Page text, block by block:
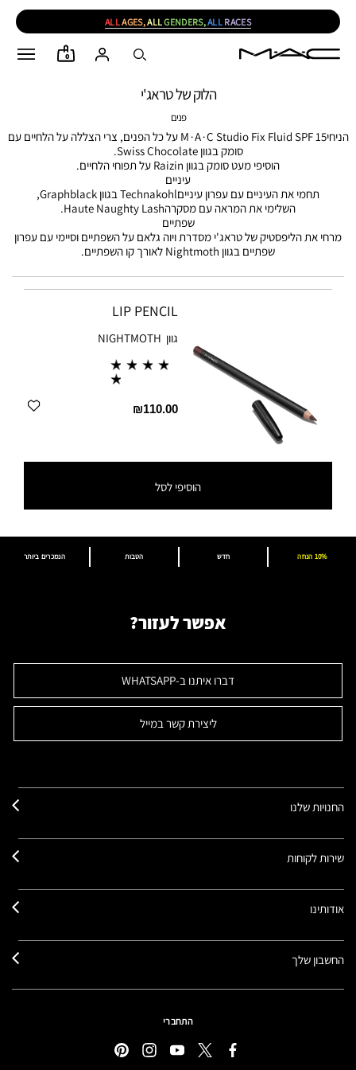
ALLAGES,ALLGENDERS,ALL RACES
0
הלוק של טראג'י
פנים
הניחיM∙A∙C Studio Fix Fluid SPF 15 על כל הפנים, צרי הצללה על הלחיים עם
סומק בגוון Swiss Chocolate.
הוסיפי מעט סומק בגוון Raizin על תפוחי הלחיים.
עיניים
תחמי את העיניים עם עפרון עינייםTechnakohl בגוון Graphblack,
השלימי את המראה עם מסקרהHaute Naughty Lash.
שפתיים
מרחי את הליפסטיק של טראג'י מסדרת ויוה גלאם על השפתיים וסיימי עם עפרון
שפתיים בגוון Nightmoth לאורך קו השפתיים.
LIP PENCIL
גוון NIGHTMOTH
₪110.00
הוסיפי לסל
הנמכרים ביותר הטבות חדש 10% הנחה
אפשר לעזור?
דברו איתנו ב-WHATSAPP
ליצירת קשר במייל
החנויות שלנו
שירות לקוחות
אודותינו
החשבון שלך
התחברי